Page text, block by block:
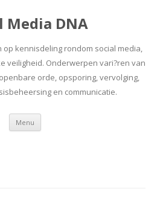
Media DNA
op kennisdeling rondom social media,
veiligheid. Onderwerpen vari?ren van
orde, opsporing, vervolging,
en communicatie.
Menu Spring
inhoud